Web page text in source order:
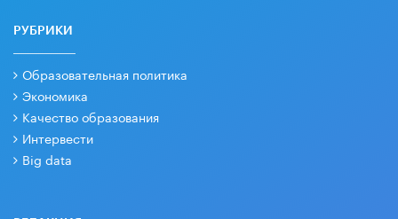
РУБРИКИ
Образовательная политика
Экономика
Качество образования
Интервести
Big data